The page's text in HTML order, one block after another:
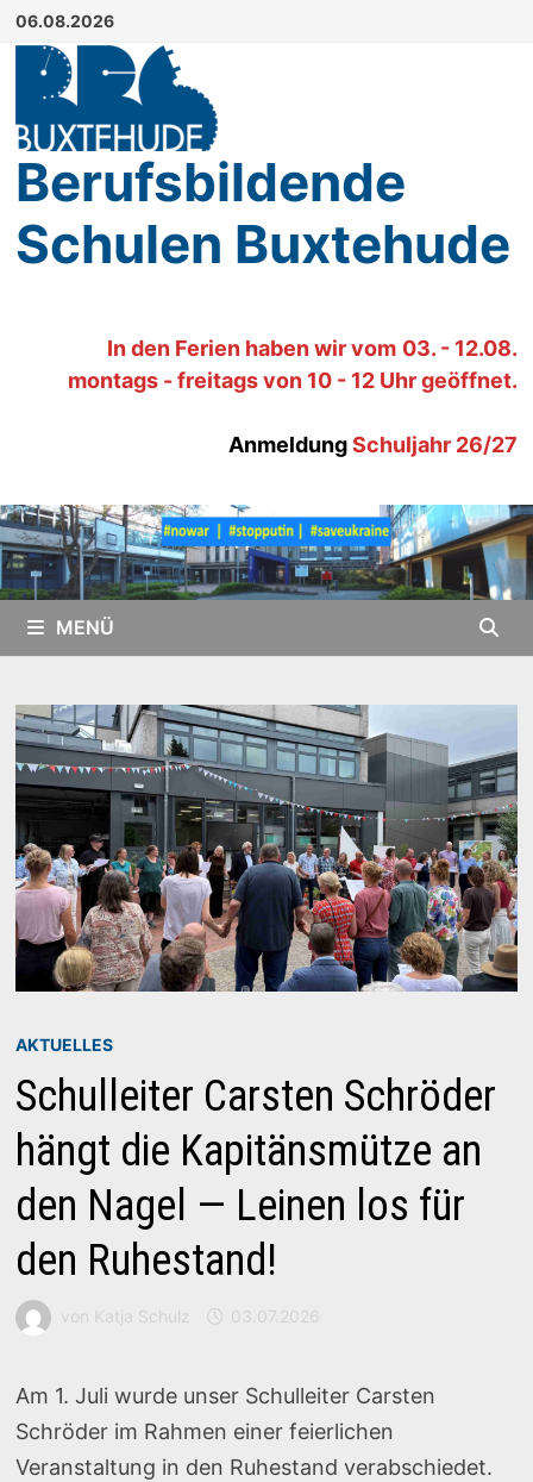
Zum
Inhalt
springen
06.08.2026
Berufsbildende
Schulen Buxtehude
In den Ferien haben wirvom 03. - 12.08.
montags - freitags von 10 - 12 Uhr geöffnet.
AnmeldungSchuljahr 26/27
MENÜ
AKTUELLES
Schulleiter Carsten Schröder
hängt die Kapitänsmütze an
den Nagel — Leinen los für
den Ruhestand!
von Katja Schulz 03.07.2026
Am 1. Juli wurde unser Schulleiter Carsten
Schröder im Rahmen einer feierlichen
Veranstaltung in den Ruhestand verabschiedet.